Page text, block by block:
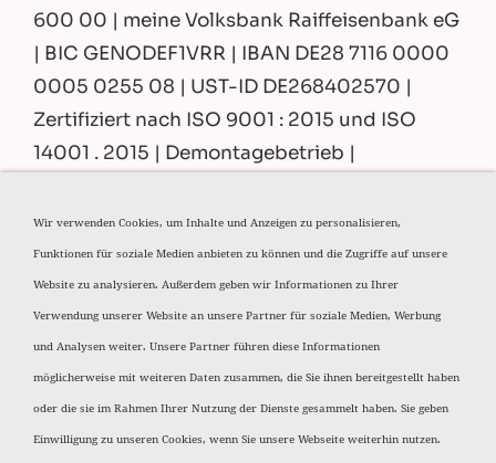
600 00 | meine Volksbank Raiffeisenbank eG
| BIC GENODEF1VRR | IBAN DE28 7116 0000
0005 0255 08 | UST-ID DE268402570 |
Zertifiziert nach ISO 9001 : 2015 und ISO
14001 . 2015 | Demontagebetrieb |
Entsorgungsfachbetrieb nach § 56 KrWG
Haftung für die Inhalte externer Links
übernehmen. Für den Inhalt diese Seiten sind
ausschließlich deren Betreiber
verantwortlich. Weitere Informationen
erhalten Siehier
Wir verwenden Cookies, um Inhalte und Anzeigen zu personalisieren,
Funktionen für soziale Medien anbieten zu können und die Zugriffe auf unsere
Website zu analysieren. Außerdem geben wir Informationen zu Ihrer
Verwendung unserer Website an unsere Partner für soziale Medien, Werbung
und Analysen weiter. Unsere Partner führen diese Informationen
möglicherweise mit weiteren Daten zusammen, die Sie ihnen bereitgestellt haben
oder die sie im Rahmen Ihrer Nutzung der Dienste gesammelt haben. Sie geben
Einwilligung zu unseren Cookies, wenn Sie unsere Webseite weiterhin nutzen.